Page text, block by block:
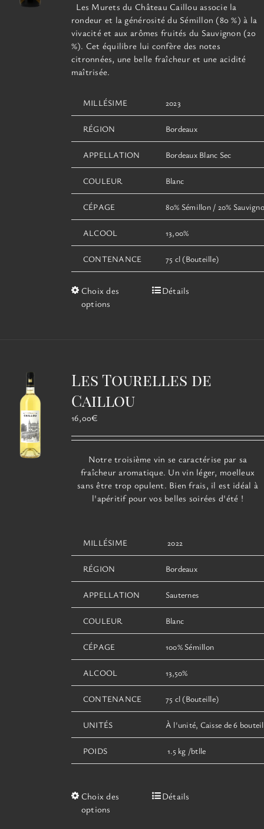
du
produit
Les Murets du Château Caillou associe la
rondeur et la générosité du Sémillon (80 %) à la
vivacité et aux arômes fruités du Sauvignon (20
%). Cet équilibre lui confère des notes
citronnées, une belle fraîcheur et une acidité
maîtrisée.
MILLÉSIME 2023
RÉGION Bordeaux
APPELLATION Bordeaux Blanc Sec
COULEUR Blanc
CÉPAGE 80% Sémillon / 20%
ALCOOL 13,00%
CONTENANCE 75 cl (Bouteille)
Choix des
options
Ce
peuvent
la
du
produit
Détails
Les Tourelles de
Caillou
16,00€
Notre troisième vin se caractérise par sa
fraîcheur aromatique. Un vin léger, moelleux
sans être trop opulent. Bien frais, il est idéal à
l'apéritif pour vos belles soirées d'été !
MILLÉSIME 2022
RÉGION Bordeaux
APPELLATION Sauternes
COULEUR Blanc
CÉPAGE 100% Sémillon
ALCOOL 13,50%
CONTENANCE 75 cl (Bouteille)
UNITÉS À l'unité, Caisse de 6
POIDS 1.5 kg /btlle
Choix des
options
CeDétails